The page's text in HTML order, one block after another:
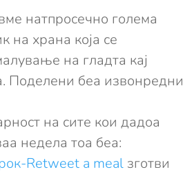
натпросечно голема
на храна која се
на гладта кај
Поделени беа извонредни
на сите кои дадоа
недела тоа беа:
Retweet a mealзготви